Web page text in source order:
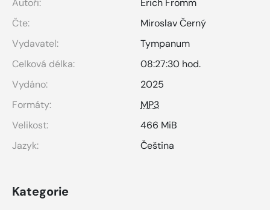
Autoři:
Erich Fromm
Čte:
Miroslav Černý
Vydavatel:
Tympanum
Celková délka:
08:27:30 hod.
Vydáno:
2025
Formáty:
MP3
Velikost:
466 MiB
Jazyk:
Čeština
Kategorie